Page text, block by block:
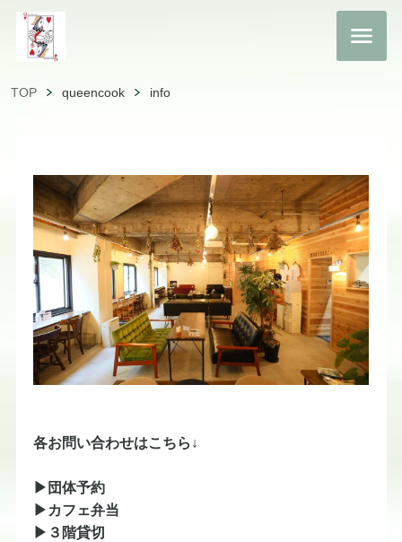
TOP queencook info
各お問い合わせはこちら↓
▶団体予約
​▶カフェ弁当
▶３階貸切